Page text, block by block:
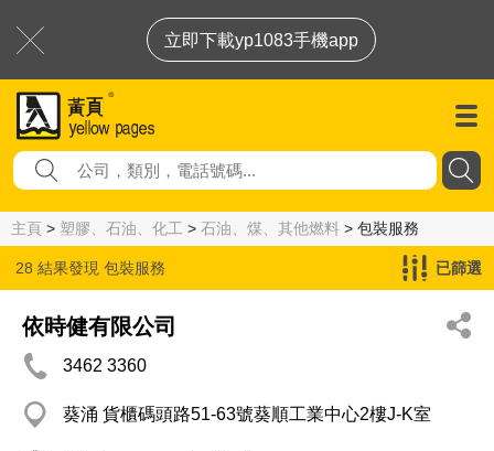
立即下載yp1083手機app
主頁 > 塑膠、石油、化工 > 石油、煤、其他燃料 > 包裝服務
28 結果發現 包裝服務 已篩選
依時健有限公司
3462 3360
葵涌 貨櫃碼頭路51-63號葵順工業中心2樓J-K室